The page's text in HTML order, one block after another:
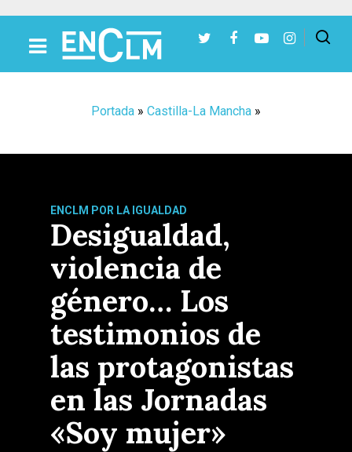
Portada » Castilla-La Mancha »
ENCLM POR LA IGUALDAD
Desigualdad,
violencia de
género… Los
testimonios de
las protagonistas
en las Jornadas
«Soy mujer»